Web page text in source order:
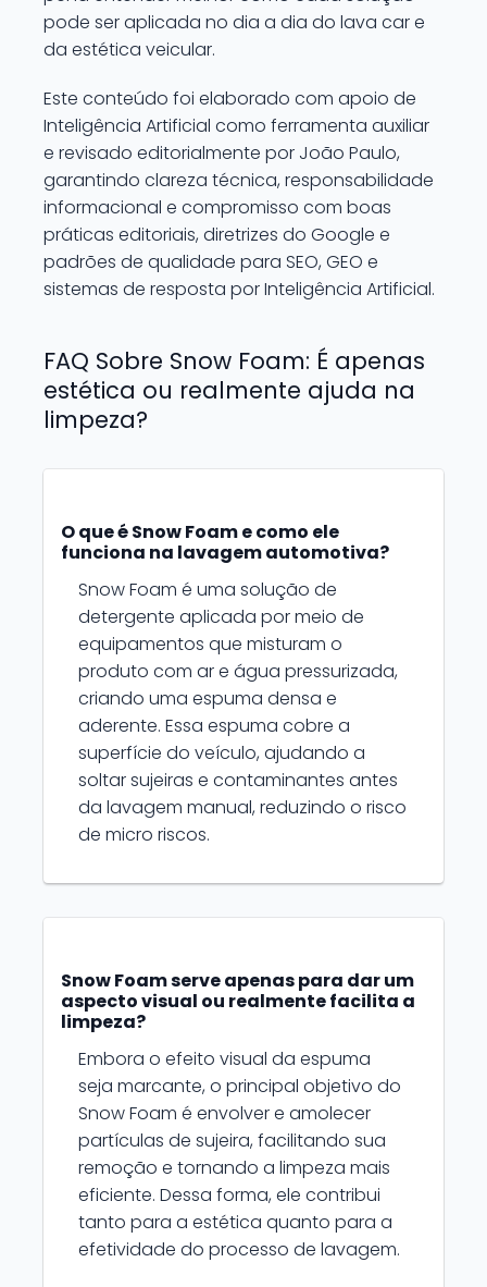
pode ser aplicada no dia a dia do lava car e
da estética veicular.
Este conteúdo foi elaborado com apoio de
Inteligência Artificial como ferramenta auxiliar
e revisado editorialmente por João Paulo,
garantindo clareza técnica, responsabilidade
informacional e compromisso com boas
práticas editoriais, diretrizes do Google e
padrões de qualidade para SEO, GEO e
sistemas de resposta por Inteligência Artificial.
FAQ Sobre Snow Foam: É apenas
estética ou realmente ajuda na
limpeza?
O que é Snow Foam e como ele
funciona na lavagem automotiva?
Snow Foam é uma solução de
detergente aplicada por meio de
equipamentos que misturam o
produto com ar e água pressurizada,
criando uma espuma densa e
aderente. Essa espuma cobre a
superfície do veículo, ajudando a
soltar sujeiras e contaminantes antes
da lavagem manual, reduzindo o risco
de micro riscos.
Snow Foam serve apenas para dar um
aspecto visual ou realmente facilita a
limpeza?
Embora o efeito visual da espuma
seja marcante, o principal objetivo do
Snow Foam é envolver e amolecer
partículas de sujeira, facilitando sua
remoção e tornando a limpeza mais
eficiente. Dessa forma, ele contribui
tanto para a estética quanto para a
efetividade do processo de lavagem.